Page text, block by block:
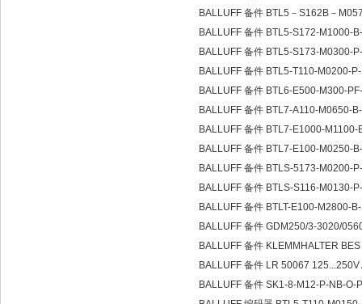
BALLUFF 备件 BTL5－S162B－
BALLUFF 备件 BTL5-S172-M1000-
BALLUFF 备件 BTL5-S173-M0300-
BALLUFF 备件 BTL5-T110-M0200-
BALLUFF 备件 BTL6-E500-M300-
BALLUFF 备件 BTL7-A110-M0650-
BALLUFF 备件 BTL7-E1000-
BALLUFF 备件 BTL7-E100-M0250-
BALLUFF 备件 BTLS-5173-M0200-
BALLUFF 备件 BTLS-S116-M0130-
BALLUFF 备件 BTLT-E100-M2800-
BALLUFF 备件 GDM250/3-3020/
BALLUFF 备件 KLEMMHALTER
BALLUFF 备件 LR 50067
BALLUFF 备件 SK1-8-M12-P-NB-O-